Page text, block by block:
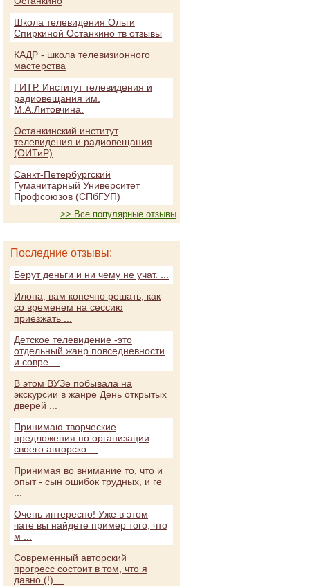
Школа телевидения Ольги
Спиркиной Останкино тв отзывы
КАДР - школа телевизионного
мастерства
ГИТР. Институт телевидения и
радиовещания им.
М.А.Литовчина.
Останкинский институт
телевидения и радиовещания
(ОИТиР)
Санкт-Петербургский
Гуманитарный Университет
Профсоюзов (СПбГУП)
>> Все популярные отзывы
Последние отзывы:
Берут деньги и ни чему не учат. ...
Илона, вам конечно решать, как
со временем на сессию
приезжать ...
Детское телевидение -это
отдельный жанр повседневности
и совре ...
В этом ВУЗе побывала на
экскурсии в жанре День открытых
дверей ...
Принимаю творческие
предложения по организации
своего авторско ...
Принимая во внимание то, что и
опыт - сын ошибок трудных, и ге
Очень интересно! Уже в этом
чате вы найдете пример того, что
м ...
Современный авторский
прогресс состоит в том, что я
давно (!) ...